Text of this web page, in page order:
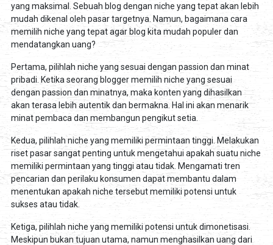
yang maksimal. Sebuah blog dengan niche yang tepat akan lebih
mudah dikenal oleh pasar targetnya. Namun, bagaimana cara
memilih niche yang tepat agar blog kita mudah populer dan
mendatangkan uang?
Pertama, pilihlah niche yang sesuai dengan passion dan minat
pribadi. Ketika seorang blogger memilih niche yang sesuai
dengan passion dan minatnya, maka konten yang dihasilkan
akan terasa lebih autentik dan bermakna. Hal ini akan menarik
minat pembaca dan membangun pengikut setia.
Kedua, pilihlah niche yang memiliki permintaan tinggi. Melakukan
riset pasar sangat penting untuk mengetahui apakah suatu niche
memiliki permintaan yang tinggi atau tidak. Mengamati tren
pencarian dan perilaku konsumen dapat membantu dalam
menentukan apakah niche tersebut memiliki potensi untuk
sukses atau tidak.
Ketiga, pilihlah niche yang memiliki potensi untuk dimonetisasi.
Meskipun bukan tujuan utama, namun menghasilkan uang dari